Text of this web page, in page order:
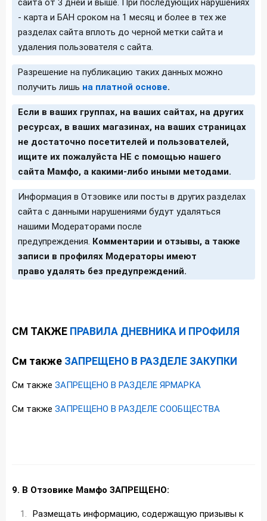
сайта от 3 дней и выше. При последующих нарушениях
- карта и БАН сроком на 1 месяц и более в тех же
разделах сайта вплоть до черной метки сайта и
удаления пользователя с сайта.
Разрешение на публикацию таких данных можно
получить лишь на платной основе.
Если в ваших группах, на ваших сайтах, на других
ресурсах, в ваших магазинах, на ваших страницах
не достаточно посетителей и пользователей,
ищите их пожалуйста НЕ с помощью нашего
сайта Мамфо, а какими-либо иными методами.
Информация в Отзовике или посты в других разделах
сайта с данными нарушениями будут удаляться
нашими Модераторами после
предупреждения. Комментарии и отзывы, а также
записи в профилях Модераторы имеют
право удалять без предупреждений.
СМ ТАКЖЕ ПРАВИЛА ДНЕВНИКА И ПРОФИЛЯ
См также ЗАПРЕЩЕНО В РАЗДЕЛЕ ЗАКУПКИ
См также ЗАПРЕЩЕНО В РАЗДЕЛЕ ЯРМАРКА
См также ЗАПРЕЩЕНО В РАЗДЕЛЕ СООБЩЕСТВА
9. В Отзовике Мамфо ЗАПРЕЩЕНО:
Размещать информацию, содержащую призывы к